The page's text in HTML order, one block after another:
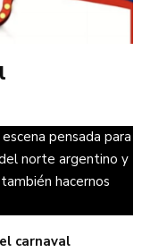
pensada para
norte argentino y
hacernos
carnaval